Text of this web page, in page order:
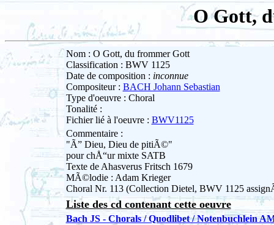
O Gott,
Nom : O Gott, du frommer Gott
Classification : BWV 1125
Date de composition : inconnue
Compositeur : BACH Johann Sebastian
Type d'oeuvre : Choral
Tonalité :
Fichier lié à l'oeuvre : BWV1125
Commentaire :
"Ã” Dieu, Dieu de pitiÃ©"
pour chÅ“ur mixte SATB
Texte de Ahasverus Fritsch 1679
MÃ©lodie : Adam Krieger
Choral Nr. 113 (Collection Dietel, BWV 1125
Liste des cd contenant cette oeuvre
Bach JS - Chorals / Quodlibet / Notenbuchlein